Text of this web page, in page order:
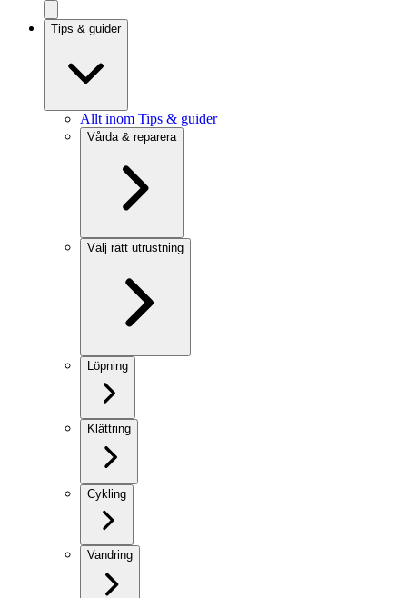
Tips & guider
Allt inom Tips & guider
Vårda & reparera
Välj rätt utrustning
Löpning
Klättring
Cykling
Vandring